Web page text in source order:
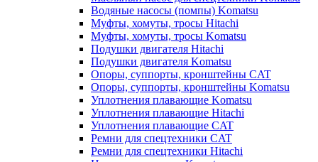
Водяные насосы (помпы) Komatsu
Муфты, хомуты, тросы Hitachi
Муфты, хомуты, тросы Komatsu
Подушки двигателя Hitachi
Подушки двигателя Komatsu
Опоры, суппорты, кронштейны CAT
Опоры, суппорты, кронштейны Komatsu
Уплотнения плавающие Komatsu
Уплотнения плавающие Hitachi
Уплотнения плавающие CAT
Ремни для спецтехники CAT
Ремни для спецтехники Hitachi